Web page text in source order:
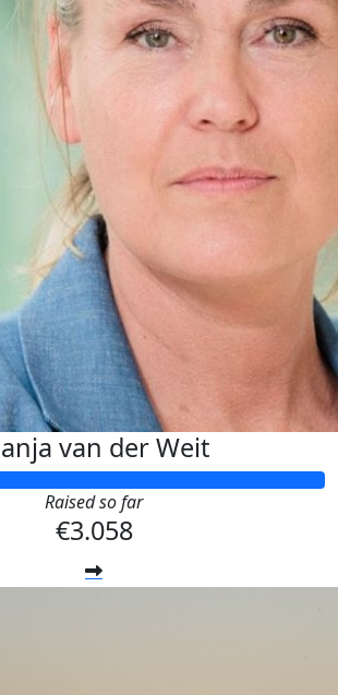
van der Weit
Raised so far
€3.058